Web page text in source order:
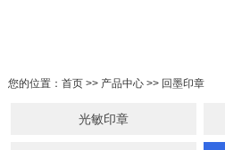
您的位置： 首页>> 产品中心>> 回墨印章
光敏印章